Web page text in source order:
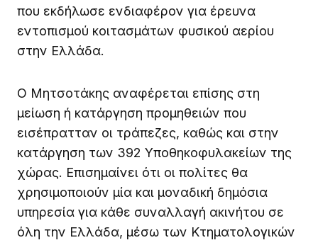
που εκδήλωσε ενδιαφέρον για έρευνα
εντοπισμού κοιτασμάτων φυσικού αερίου
στην Ελλάδα.
Ο Μητσοτάκης αναφέρεται επίσης στη
μείωση ή κατάργηση προμηθειών που
εισέπρατταν οι τράπεζες, καθώς και στην
κατάργηση των 392 Υποθηκοφυλακείων της
χώρας. Επισημαίνει ότι οι πολίτες θα
χρησιμοποιούν μία και μοναδική δημόσια
υπηρεσία για κάθε συναλλαγή ακινήτου σε
όλη την Ελλάδα, μέσω των Κτηματολογικών